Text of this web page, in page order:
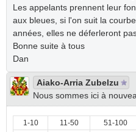
Les appelants prennent leur
aux bleues, si l'on suit la
années, elles ne déferleront
Bonne suite à tous
Dan
Aiako-Arria Zubelzu
Nous sommes ici à
1-10 11-50 51-100